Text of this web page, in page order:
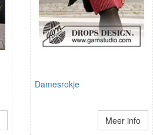
Damesrokje
Meer info